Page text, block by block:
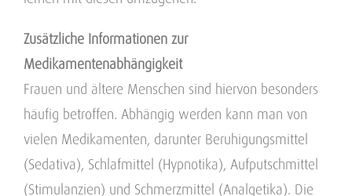
Zusätzliche Informationen zur
Medikamentenabhängigkeit
Frauen und ältere Menschen sind hiervon besonders
häufig betroffen. Abhängig werden kann man von
vielen Medikamenten, darunter Beruhigungsmittel
(Sedativa), Schlafmittel (Hypnotika), Aufputschmittel
(Stimulanzien) und Schmerzmittel (Analgetika). Die